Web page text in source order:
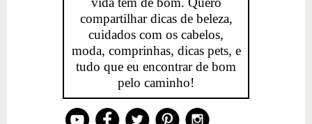
compartilhar dicas de beleza,
cuidados com os cabelos,
moda, comprinhas, dicas pets, e
tudo que eu encontrar de bom
pelo caminho!